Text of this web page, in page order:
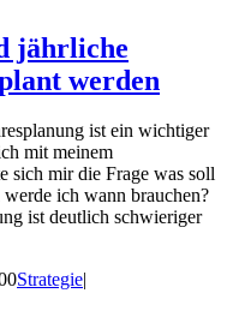
jährliche
werden
ist ein wichtiger
mit meinem
sich mir die Frage was soll
ich wann brauchen?
ist deutlich schwieriger
Strategie|